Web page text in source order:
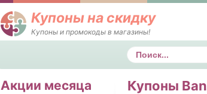
Купоны на скидку
Купоны и промокоды в магазины!
Поиск
Акции месяца Купоны